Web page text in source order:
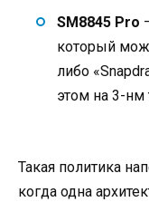
SM8845 Pro
который
либо
этом на 3-нм
Такая политика
когда одна